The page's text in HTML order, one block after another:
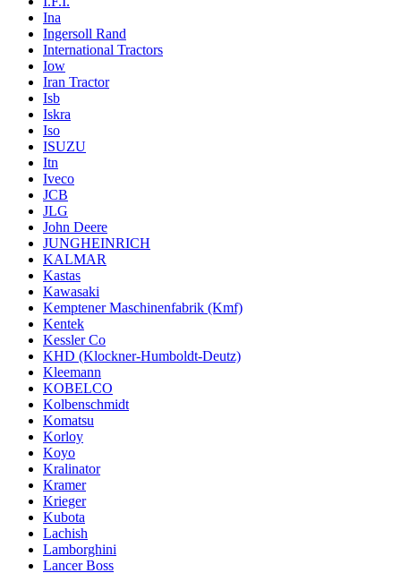
Ina
Ingersoll Rand
International Tractors
Iow
Iran Tractor
Isb
Iskra
Iso
ISUZU
Itn
Iveco
JCB
JLG
John Deere
JUNGHEINRICH
KALMAR
Kastas
Kawasaki
Kemptener Maschinenfabrik (Kmf)
Kentek
Kessler Co
KHD (Klockner-Humboldt-Deutz)
Kleemann
KOBELCO
Kolbenschmidt
Komatsu
Korloy
Koyo
Kralinator
Kramer
Krieger
Kubota
Lachish
Lamborghini
Lancer Boss